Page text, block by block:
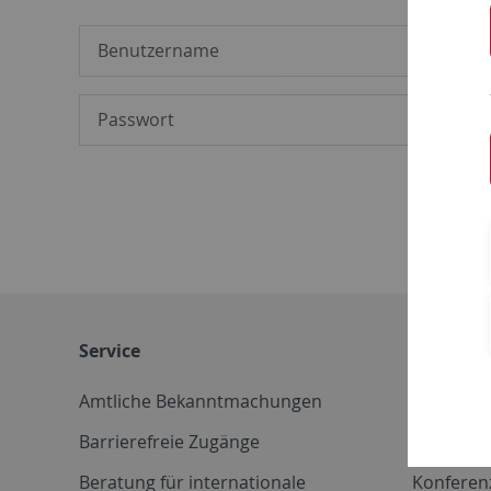
Service
Amtliche Bekanntmachungen
Barrierefreie Zugänge
Beratung für internationale